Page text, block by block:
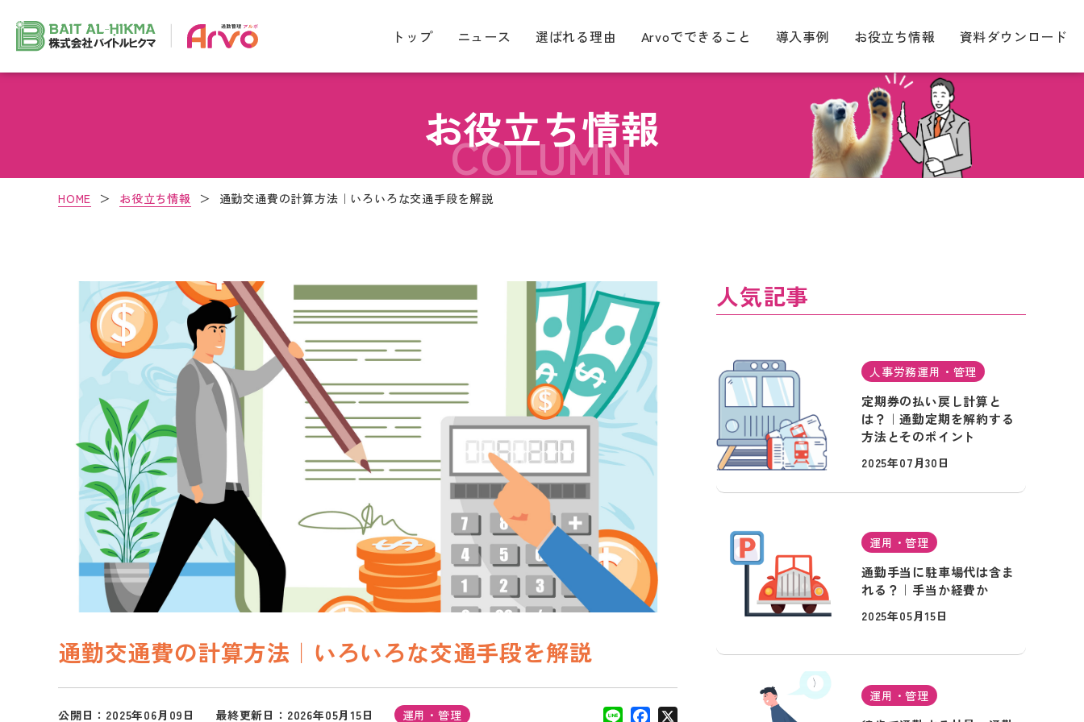
トップ ニュース 選ばれる理由 Arvoでできること 導入事例 お役立ち情報 資料ダウンロード
お役立ち情報
COLUMN
HOME ＞ お役立ち情報 ＞ 通勤交通費の計算方法｜いろいろな交通手段を解説
通勤交通費の計算方法｜いろいろな交通手段を解説
公開日：2025年06月09日 最終更新日：2026年05月15日 運用・管理 L F
人気記事
人事労務運用・管理
定期券の払い戻し計算と
は？｜通勤定期を解約する
方法とそのポイント
2025年07月30日
運用・管理
通勤手当に駐車場代は含ま
れる？｜手当か経費か
2025年05月15日
運用・管理